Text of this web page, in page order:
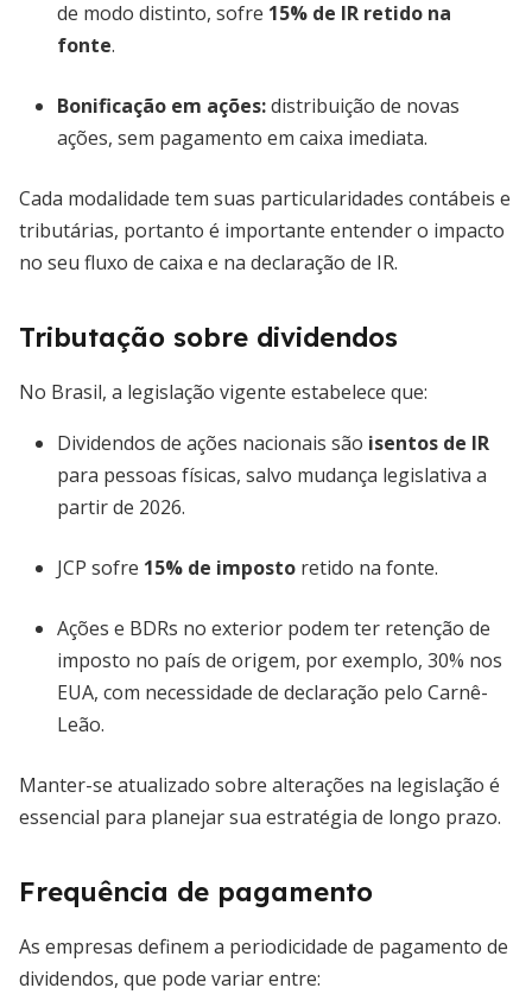
de modo distinto, sofre 15% de IR retido na
fonte.
Bonificação em ações:distribuição de novas
ações, sem pagamento em caixa imediata.
Cada modalidade tem suas particularidades contábeis e
tributárias, portanto é importante entender o impacto
no seu fluxo de caixa e na declaração de IR.
Tributação sobre dividendos
No Brasil, a legislação vigente estabelece que:
Dividendos de ações nacionais são isentos de IR
para pessoas físicas, salvo mudança legislativa a
partir de 2026.
JCP sofre 15% de imposto retido na fonte.
Ações e BDRs no exterior podem ter retenção de
imposto no país de origem, por exemplo, 30% nos
EUA, com necessidade de declaração pelo Carnê-
Leão.
Manter-se atualizado sobre alterações na legislação é
essencial para planejar sua estratégia de longo prazo.
Frequência de pagamento
As empresas definem a periodicidade de pagamento de
dividendos, que pode variar entre: